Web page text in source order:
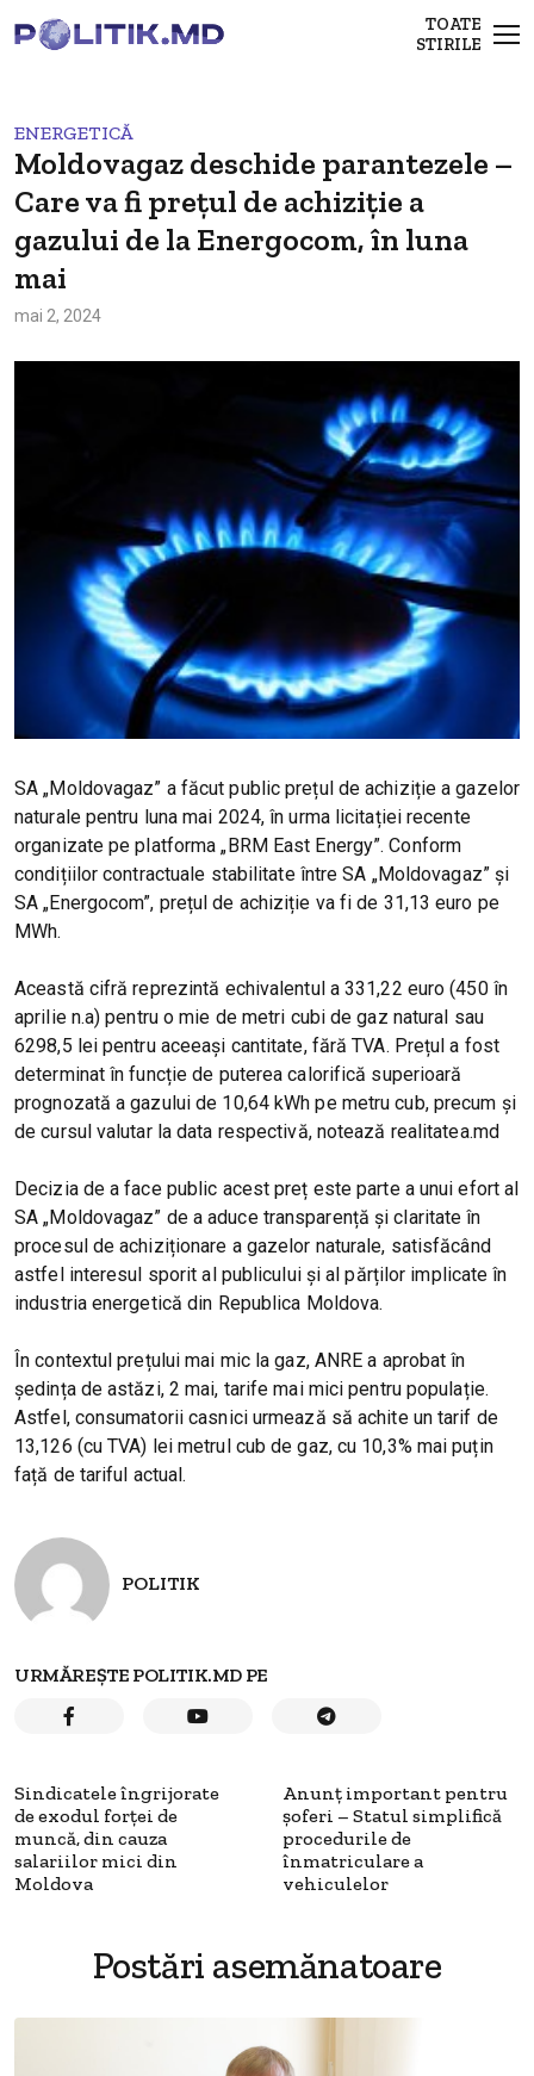
TOATE
STIRILE
ENERGETICĂ
Moldovagaz deschide parantezele –
Care va fi prețul de achiziție a
gazului de la Energocom, în luna
mai
mai 2, 2024
SA „Moldovagaz” a făcut public prețul de achiziție a gazelor
naturale pentru luna mai 2024, în urma licitației recente
organizate pe platforma „BRM East Energy”. Conform
condițiilor contractuale stabilitate între SA „Moldovagaz” și
SA „Energocom”, prețul de achiziție va fi de 31,13 euro pe
MWh.
Această cifră reprezintă echivalentul a 331,22 euro (450 în
aprilie n.a) pentru o mie de metri cubi de gaz natural sau
6298,5 lei pentru aceeași cantitate, fără TVA. Prețul a fost
determinat în funcție de puterea calorifică superioară
prognozată a gazului de 10,64 kWh pe metru cub, precum și
de cursul valutar la data respectivă, notează realitatea.md
Decizia de a face public acest preț este parte a unui efort al
SA „Moldovagaz” de a aduce transparență și claritate în
procesul de achiziționare a gazelor naturale, satisfăcând
astfel interesul sporit al publicului și al părților implicate în
industria energetică din Republica Moldova.
În contextul prețului mai mic la gaz, ANRE a aprobat în
ședința de astăzi, 2 mai, tarife mai mici pentru populație.
Astfel, consumatorii casnici urmează să achite un tarif de
13,126 (cu TVA) lei metrul cub de gaz, cu 10,3% mai puțin
față de tariful actual.
POLITIK
URMĂREȘTE POLITIK.MD PE
Sindicatele îngrijorate
de exodul forței de
muncă, din cauza
salariilor mici din
Moldova
Anunț important pentru
șoferi – Statul simplifică
procedurile de
înmatriculare a
vehiculelor
Postări asemănatoare